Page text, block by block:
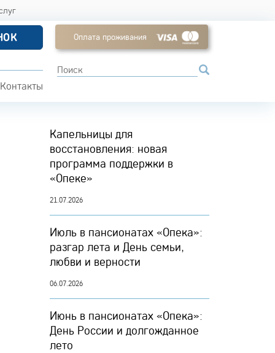
Контакты
Оплата проживания
Капельницы для
восстановления: новая
программа поддержки в
«Опеке»
21.07.2026
Июль в пансионатах «Опека»:
разгар лета и День семьи,
любви и верности
06.07.2026
Июнь в пансионатах «Опека»:
День России и долгожданное
лето